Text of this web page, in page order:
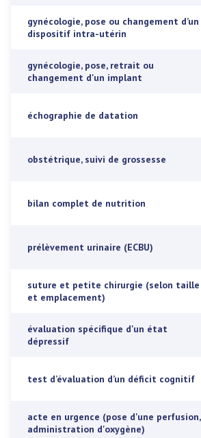
gynécologie, pose ou changement d’un
dispositif intra-utérin
gynécologie, pose, retrait ou
changement d'un implant
échographie de datation
obstétrique, suivi de grossesse
bilan complet de nutrition
prélèvement urinaire (ECBU)
suture et petite chirurgie (selon taille
et emplacement)
évaluation spécifique d'un état
dépressif
test d’évaluation d’un déficit cognitif
acte en urgence (pose d'une perfusion,
administration d'oxygène)